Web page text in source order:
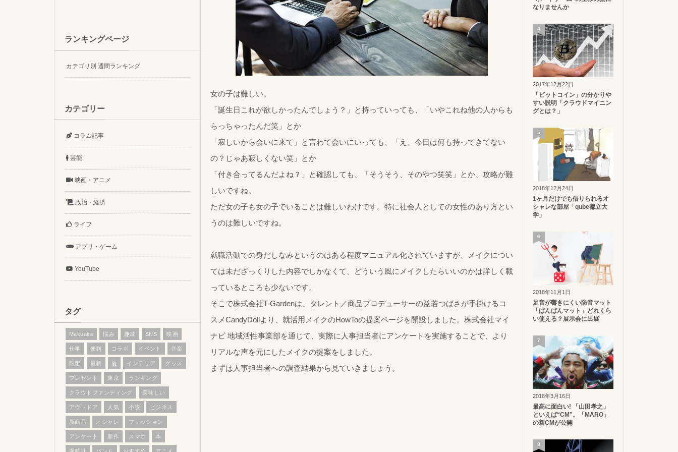
女の子は難しい。
「誕生日これが欲しかったんでしょう？」と持っていっても、「いやこれね他の人からも
らっちゃったんだ笑」とか
「寂しいから会いに来て」と言わて会いにいっても、「え、今日は何も持ってきてない
の？じゃあ寂しくない笑」とか
「付き合ってるんだよね？」と確認しても、「そうそう、そのやつ笑笑」とか、攻略が難
しいですね。
ただ女の子も女の子でいることは難しいわけです。特に社会人としての女性のあり方とい
うのは難しいですね。
就職活動での身だしなみというのはある程度マニュアル化されていますが、メイクについ
ては未だざっくりした内容でしかなくて、どういう風にメイクしたらいいのかは詳しく載
っているところも少ないです。
そこで株式会社T-Gardenは、タレント／商品プロデューサーの益若つばさが手掛けるコ
スメCandyDollより、就活用メイクのHowToの提案ページを開設しました。株式会社マイ
ナビ 地域活性事業部を通じて、実際に人事担当者にアンケートを実施することで、より
リアルな声を元にしたメイクの提案をしました。
まずは人事担当者への調査結果から見ていきましょう。
ランキングページ
カテゴリ別 週間ランキング
カテゴリー
コラム記事
芸能
映画・アニメ
政治・経済
ライフ
アプリ・ゲーム
YouTube
タグ
Makuake 悩み 趣味 SNS 映画
仕事 便利 コラボ イベント 音楽
限定 最新 夏 インテリア グッズ
プレゼント 東京 ランキング
クラウドファンディング 美味しい
アウトドア 人気 小説 ビジネス
新商品 オシャレ ファッション
アンケート 新作 スマホ 本
なりませんか
2017年12月22日
「ビットコイン」の分かりや
すい説明「クラウドマイニン
グとは？」
4
2018年12月24日
1ヶ月だけでも借りられるオ
シャレな部屋「qube都立大
学」
5
2018年11月1日
足音が響きにくい防音マット
「ばんばんマット」どれくら
い使える？展示会に出展
6
2018年3月16日
最高に面白い! 「山田孝之」
といえば“CM”。「MARO」
の新CMが公開
7
8